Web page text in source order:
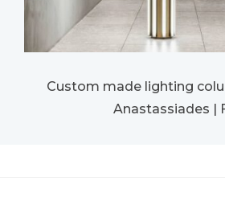
Custom made lighting
Anastassiades |